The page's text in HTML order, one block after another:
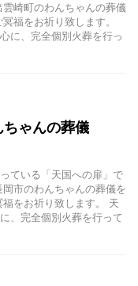
崎町のわんちゃんの葬儀
福をお祈り致します。
に、完全個別火葬を行っ
ちゃんの葬儀
ている「天国への扉」で
市のわんちゃんの葬儀を
をお祈り致します。 天
、完全個別火葬を行って